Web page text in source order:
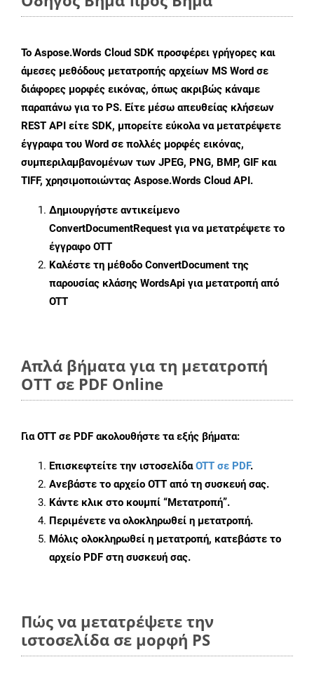
Το Aspose.Words Cloud SDK προσφέρει γρήγορες και
άμεσες μεθόδους μετατροπής αρχείων MS Word σε
διάφορες μορφές εικόνας, όπως ακριβώς κάναμε
παραπάνω για το PS. Είτε μέσω απευθείας κλήσεων
REST API είτε SDK, μπορείτε εύκολα να μετατρέψετε
έγγραφα του Word σε πολλές μορφές εικόνας,
συμπεριλαμβανομένων των JPEG, PNG, BMP, GIF και
TIFF, χρησιμοποιώντας Aspose.Words Cloud API.
Δημιουργήστε αντικείμενο
ConvertDocumentRequest για να μετατρέψετε το
έγγραφο OTT
Καλέστε τη μέθοδο ConvertDocument της
παρουσίας κλάσης WordsApi για μετατροπή από
OTT
Απλά βήματα για τη μετατροπή
OTT σε PDF Online
ΓιαOTT σε PDF ακολουθήστε τα εξής βήματα:
Επισκεφτείτε την ιστοσελίδαOTT σε PDF.
Ανεβάστε το αρχείο OTT από τη συσκευή σας.
Κάντε κλικ στο κουμπί “Μετατροπή”.
Περιμένετε να ολοκληρωθεί η μετατροπή.
Μόλις ολοκληρωθεί η μετατροπή, κατεβάστε το
αρχείο PDF στη συσκευή σας.
Πώς να μετατρέψετε την
ιστοσελίδα σε μορφή PS